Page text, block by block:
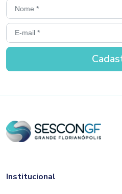
Institucional